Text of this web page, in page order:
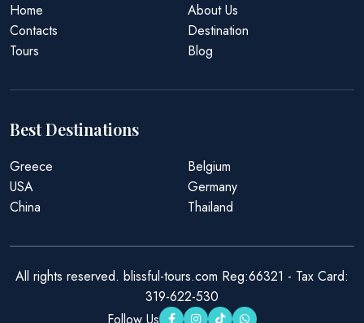
Home
About Us
Contacts
Destination
Tours
Blog
Best Destinations
Greece
Belgium
USA
Germany
China
Thailand
All rights reserved. blissful-tours.com Reg:66321 - Tax Card:
319-622-530